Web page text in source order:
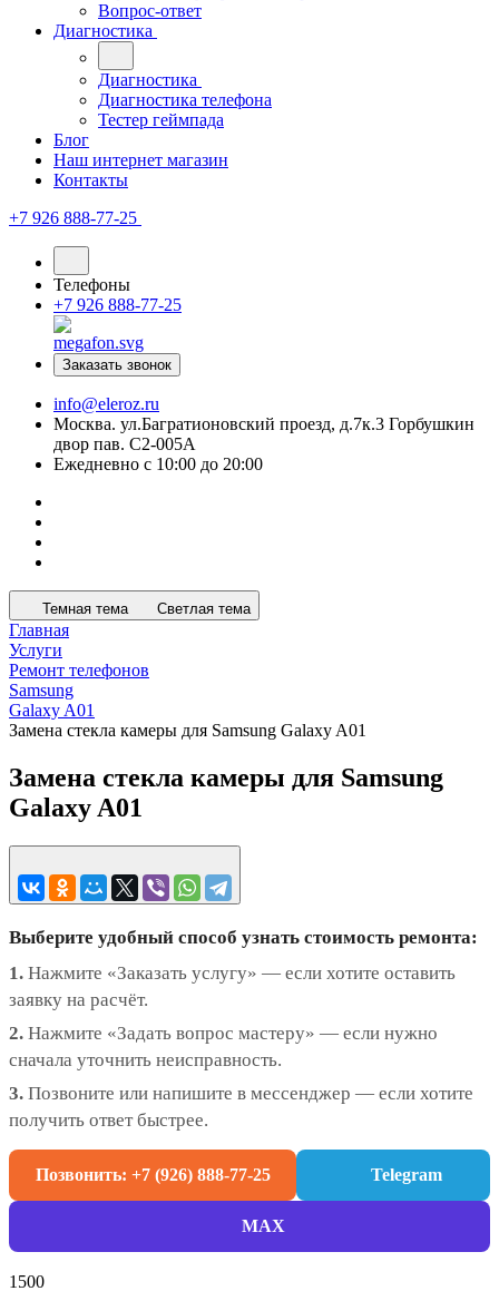
Вопрос-ответ
Диагностика
Диагностика
Диагностика телефона
Тестер геймпада
Блог
Наш интернет магазин
Контакты
+7 926 888-77-25
Телефоны
+7 926 888-77-25
Заказать звонок
info@eleroz.ru
Москва. ул.Багратионовский проезд, д.7к.3 Горбушкин
двор пав. C2-005A
Ежедневно с 10:00 до 20:00
Темная тема Светлая тема
Главная
Услуги
Ремонт телефонов
Samsung
Galaxy A01
Замена стекла камеры для Samsung Galaxy A01
Замена стекла камеры для Samsung
Galaxy A01
Выберите удобный способ узнать стоимость ремонта:
1. Нажмите «Заказать услугу» — если хотите оставить
заявку на расчёт.
2. Нажмите «Задать вопрос мастеру» — если нужно
сначала уточнить неисправность.
3. Позвоните или напишите в мессенджер — если хотите
получить ответ быстрее.
Позвонить: +7 (926) 888-77-25 Telegram
MAX
1500